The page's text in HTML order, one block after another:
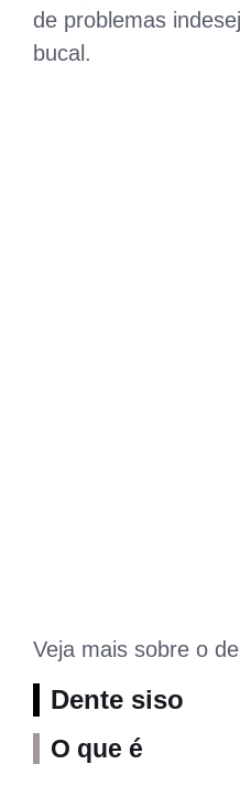
de problemas
bucal.
Veja mais sobre o
Dente siso
O que é